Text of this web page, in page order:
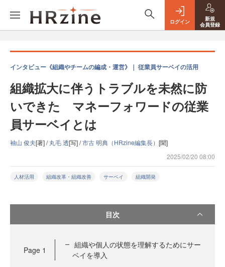
ログイン
新規
会員登録
インタビュー《組織やチームの編成・運営》｜ 従業員サーベイの活用
組織拡大に伴うトラブルを未然に防
いできた マネーフォワードの従業
員サーベイとは
袖山 俊夫[著] /丸毛 透[写] /市古 明典（HRzine編集長） [聞]
2025/02/20 08:00
人材活用 組織改革・組織改善 サーベイ 組織開発
目次
Page 1
組織や個人の状態を理解するためにサー
ベイを導入